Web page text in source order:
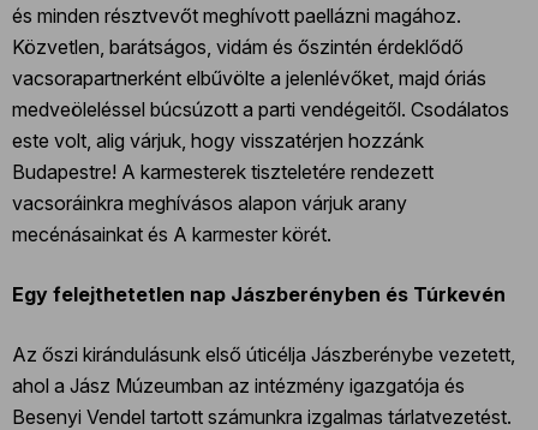
és minden résztvevőt meghívott paellázni magához.
Közvetlen, barátságos, vidám és őszintén érdeklődő
vacsorapartnerként elbűvölte a jelenlévőket, majd óriás
medveöleléssel búcsúzott a parti vendégeitől. Csodálatos
este volt, alig várjuk, hogy visszatérjen hozzánk
Budapestre! A karmesterek tiszteletére rendezett
vacsoráinkra meghívásos alapon várjuk arany
mecénásainkat és A karmester körét.
Egy felejthetetlen nap Jászberényben és Túrkevén
Az őszi kirándulásunk első úticélja Jászberénybe vezetett,
ahol a Jász Múzeumban az intézmény igazgatója és
Besenyi Vendel tartott számunkra izgalmas tárlatvezetést.